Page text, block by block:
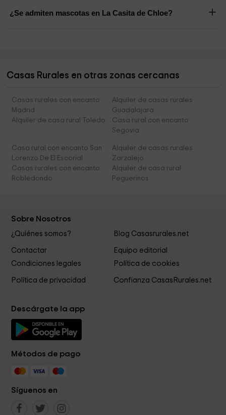
¿Se admiten mascotas en La Casita de Chloe?
Casas Rurales en otras zonas cercanas
Casas rurales con encanto
Madrid
Alquiler de casas rurales
Guadalajara
Alquiler de casa rural Toledo
Casa rural con encanto
Segovia
Casa rural con encanto San
Lorenzo De El Escorial
Alquiler de casas rurales
Zarzalejo
Casas rurales con encanto
Robledondo
Alquiler de casa rural
Peguerinos
Sobre Nosotros
¿Quiénes somos? Blog Casasrurales.net
Contactar
Equipo editorial
Condiciones legales
Política de cookies
Política de privacidad Confianza CasasRurales.net
Descárgate la app
Métodos de pago
Síguenos en